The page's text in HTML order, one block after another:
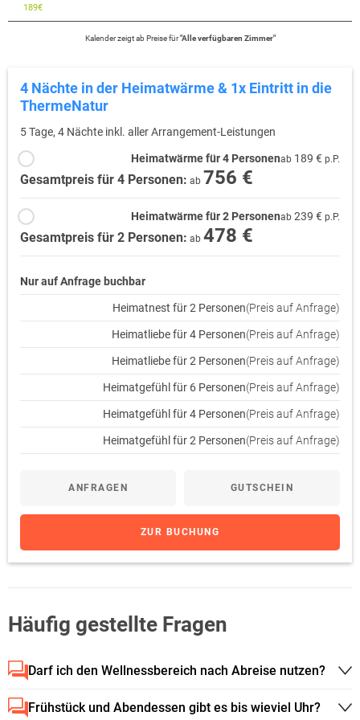
bis hin zum Coburger Landestheater – die Region ist reich an
Die Region Coburg.Rennsteig rund um Bad Rodach ist ideal für alle,
Massentourismus, aber mit viel Charme. Ein Ort zum Durchatmen,
Entdecken und Genießen.
189€
Kalender zeigtab Preise für"Alle verfügbaren Zimmer"
4 Nächte in der Heimatwärme & 1x Eintritt in die
ThermeNatur
5 Tage, 4 Nächte inkl. aller Arrangement-Leistungen
Heimatwärme für 4 Personenab 189 € p.P.
Gesamtpreis für 4 Personen: ab 756 €
Heimatwärme für 2 Personenab 239 € p.P.
Gesamtpreis für 2 Personen: ab 478 €
Nur auf Anfrage buchbar
Heimatnest für 2 Personen(Preis auf Anfrage)
Heimatliebe für 4 Personen(Preis auf Anfrage)
Heimatliebe für 2 Personen(Preis auf Anfrage)
Heimatgefühl für 6 Personen(Preis auf Anfrage)
Heimatgefühl für 4 Personen(Preis auf Anfrage)
Heimatgefühl für 2 Personen(Preis auf Anfrage)
ANFRAGEN GUTSCHEIN
ZUR BUCHUNG
Häufig gestellte Fragen
Darf ich den Wellnessbereich nach Abreise nutzen?
Frühstück und Abendessen gibt es bis wieviel Uhr?